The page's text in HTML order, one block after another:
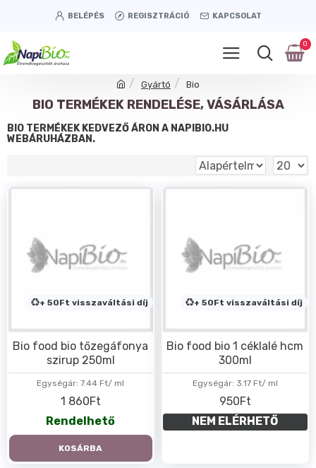
BELÉPÉS REGISZTRÁCIÓ KAPCSOLAT
0
Gyártó Bio
BIO TERMÉKEK RENDELÉSE, VÁSÁRLÁSA
BIO TERMÉKEK KEDVEZŐ ÁRON A NAPIBIO.HU
WEBÁRUHÁZBAN.
+ 50Ft visszaváltási díj
Egységár: 7.44 Ft/ ml
Bio food bio tőzegáfonya
szirup 250ml
1 860Ft
Rendelhető
KOSÁRBA
+ 50Ft visszaváltási díj
Egységár: 3.17 Ft/ ml
Bio food bio 1 céklalé hcm
300ml
950Ft
NEM ELÉRHETŐ